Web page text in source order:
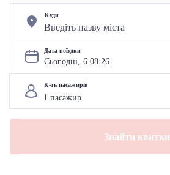
Куди
Дата поїздки
Сьогодні, 6.08.26
К-ть пасажирів
Знайти квитки